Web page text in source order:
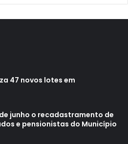
47 novos lotes em
junho o recadastramento de
e pensionistas do Município